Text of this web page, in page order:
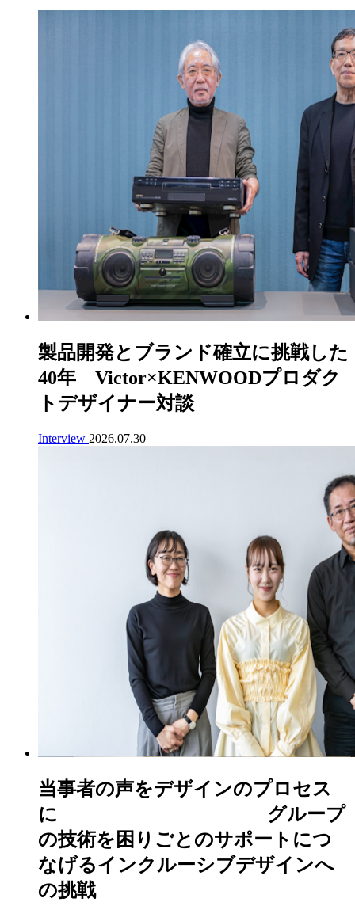
製品開発とブランド確立に挑戦した
40年 Victor×KENWOODプロダク
トデザイナー対談
Interview 2026.07.30
当事者の声をデザインのプロセス
に グループ
の技術を困りごとのサポートにつ
なげるインクルーシブデザインへ
の挑戦